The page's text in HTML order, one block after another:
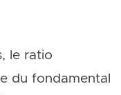
le ratio
du fondamental